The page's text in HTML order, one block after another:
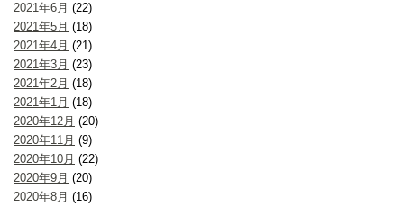
2021年6月 (22)
2021年5月 (18)
2021年4月 (21)
2021年3月 (23)
2021年2月 (18)
2021年1月 (18)
2020年12月 (20)
2020年11月 (9)
2020年10月 (22)
2020年9月 (20)
2020年8月 (16)